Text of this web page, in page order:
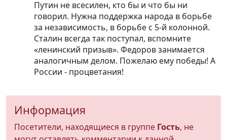
Путин не всесилен, кто бы и что бы ни
говорил. Нужна поддержка народа в борьбе
за независимость, в борьбе с 5-й колонной.
Сталин всегда так поступал, вспомните
«ленинский призыв». Федоров занимается
аналогичным делом. Пожелаю ему победы! А
России - процветания!
Информация
Посетители, находящиеся в группе Гость, не